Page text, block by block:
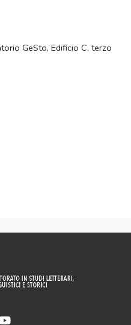
GeSto, Edificio C, terzo